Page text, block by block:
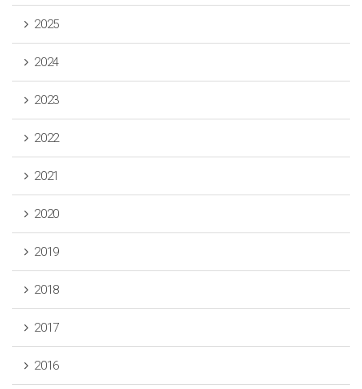
2025
2024
2023
2022
2021
2020
2019
2018
2017
2016